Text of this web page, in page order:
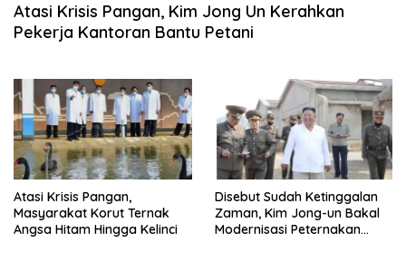
Atasi Krisis Pangan, Kim Jong Un Kerahkan
Pekerja Kantoran Bantu Petani
Atasi Krisis Pangan,
Masyarakat Korut Ternak
Angsa Hitam Hingga Kelinci
Disebut Sudah Ketinggalan
Zaman, Kim Jong-un Bakal
Modernisasi Peternakan